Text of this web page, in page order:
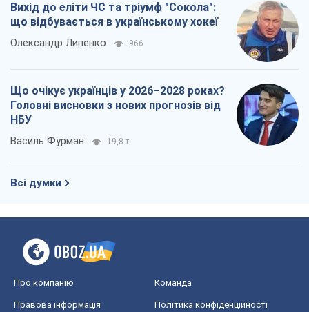
Вихід до еліти ЧС та тріумф "Сокола":
що відбувається в українському хокеї
Олександр Липенко 966
Що очікує українців у 2026–2028 роках?
Головні висновки з нових прогнозів від
НБУ
Василь Фурман 19,8 т.
Всі думки
Про компанію Команда
Правова інформація Політика конфіденційності